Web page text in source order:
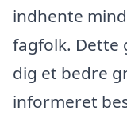
indhente
fagfolk. Dette
dig et bedre
informeret